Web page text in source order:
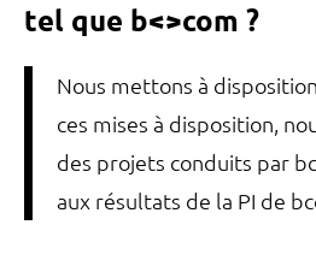
tel que b<>com ?
Nous mettons à
ces mises à disposition,
des projets conduits par
aux résultats de la PI de